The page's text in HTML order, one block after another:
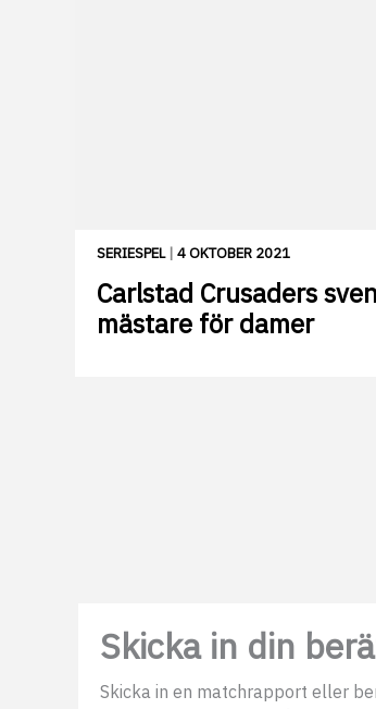
SERIESPEL| 4 OKTOBER 2021
Carlstad Crusaders
mästare för damer
Skicka in din
Skicka in en matchrapport eller